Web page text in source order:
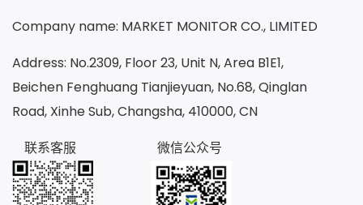
Company name: MARKET MONITOR CO., LIMITED
Address: No.2309, Floor 23, Unit N, Area B1E1,
Beichen Fenghuang Tianjieyuan, No.68, Qinglan
Road, Xinhe Sub, Changsha, 410000, CN
联系客服
微信公众号